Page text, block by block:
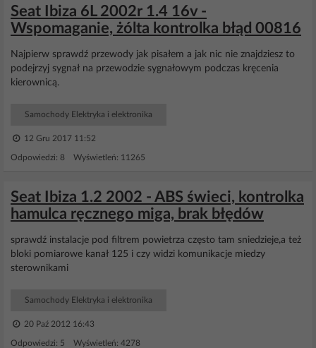
Seat Ibiza 6L 2002r 1.4 16v -
Wspomaganie, żólta kontrolka błąd 00816
Najpierw sprawdź przewody jak pisałem a jak nic nie znajdziesz to
podejrzyj sygnał na przewodzie sygnałowym podczas kręcenia
kierownicą.
Samochody Elektryka i elektronika
12 Gru 2017 11:52
Odpowiedzi: 8 Wyświetleń: 11265
Seat Ibiza 1.2 2002 - ABS świeci, kontrolka
hamulca ręcznego miga, brak błędów
sprawdź instalacje pod filtrem powietrza często tam sniedzieje,a też
bloki pomiarowe kanał 125 i czy widzi komunikacje miedzy
sterownikami
Samochody Elektryka i elektronika
20 Paź 2012 16:43
Odpowiedzi: 5 Wyświetleń: 4278